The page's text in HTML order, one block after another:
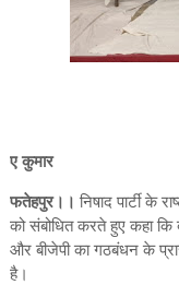
ए कुमार
फतेहपुर।। निषाद पार्टी के
को संबोधित करते हुए कहा
और बीजेपी का गठबंधन के
है।